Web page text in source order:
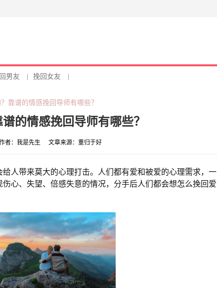
男友 挽回女友
靠谱的情感挽回导师有哪些？
的情感挽回导师有哪些？
者： 我是先生 文章来源： 重归于好
人带来莫大的心理打击。人们都有爱和被爱的心理需求，一
心、失望、倍感失意的情况，分手后人们都会想怎么挽回爱